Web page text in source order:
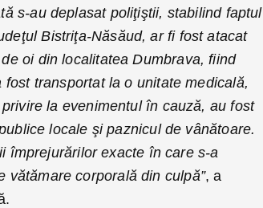
s-au deplasat poliţiştii, stabilind faptul
Bistriţa-Năsăud, ar fi fost atacat
oi din localitatea Dumbrava, fiind
transportat la o unitate medicală,
la evenimentul în cauză, au fost
locale şi paznicul de vânătoare.
împrejurărilor exacte în care s-a
vătămare corporală din culpă”, a